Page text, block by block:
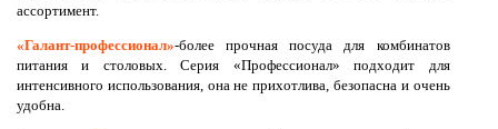
ассортимент.
«Галант-профессионал»-более прочная посуда для комбинатов
питания и столовых. Серия «Профессионал» подходит для
интенсивного использования, она не прихотлива, безопасна и очень
удобна.